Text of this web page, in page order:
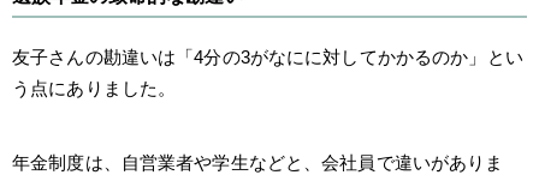
友子さんの勘違いは「4分の3がなにに対してかかるのか」とい
う点にありました。
年金制度は、自営業者や学生などと、会社員で違いがありま